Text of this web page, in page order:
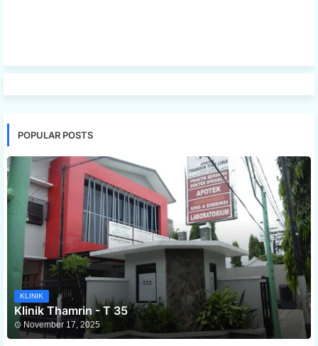
POPULAR POSTS
KLINIK
Klinik Thamrin - T 35
November 17, 2025